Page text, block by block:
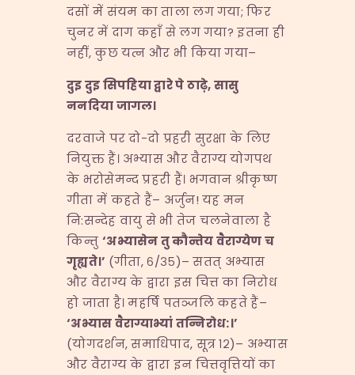
दसों में संयम का ताला लग गया; फिर
चुनर में दाग कहाँ से लग गया? इतना ही
नहीं, कुछ यत्न और भी किया गया–
दुइ दुइ सिपहिया द्वारे पे ठाढ़े,सासु
ननदिया जागल।
दरवाजे पर दो-दो प्रहरी सुरक्षा के लिए
नियुक्त हैं। अभ्यास और वैराग्य योगपथ
के भरोसेमन्द प्रहरी हैं। भगवान श्रीकृष्ण
गीता में कहते हैं– अर्जुन! यह मन
नि:सन्देह वायु से भी तेज चलनेवाला है
किन्तु ‘अभ्यासेन तु कौन्तेय वैराग्येण च
गृह्यते।’ (गीता, ६/३५)– सतत् अभ्यास
और वैराग्य के द्वारा इस चित्त का निरोध
हो जाता है। महर्षि पतञ्जलि कहते हैं–
‘अभ्यास वैराग्याभ्यां तन्निरोध:।’
(योगदर्शन, समाधिपाद, सूत्र १२)– अभ्यास
और वैराग्य के द्वारा इन चित्तवृत्तियों का